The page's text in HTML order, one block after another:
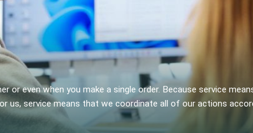
or even when you make a single order. Because service
us, service means that we coordinate all of our actions